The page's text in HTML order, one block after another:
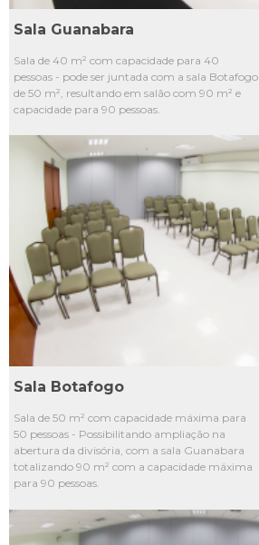
Sala Guanabara
Sala de 40 m² com capacidade para 40
pessoas - pode ser juntada com a sala Botafogo
de 50 m², resultando em salão com 90 m² e
capacidade para 90 pessoas.
L1
L2
L3
L4
Sala Botafogo
Sala de 50 m² com capacidade máxima para
50 pessoas - Possibilitando ampliação na
abertura da divisória, com a sala Guanabara
totalizando 90 m² com a capacidade máxima
para 90 pessoas.